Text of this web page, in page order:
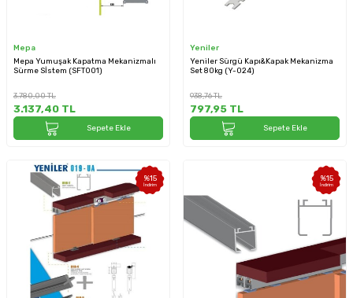
Mepa
Mepa Yumuşak Kapatma Mekanizmalı
Sürme Sİstem (SFT001)
3.780,00TL
3.137,40 TL
Sepete Ekle
Yeniler
Yeniler Sürgü Kapı&Kapak Mekanizma
Set 80kg (Y-024)
938,76TL
797,95 TL
Sepete Ekle
%15
İndirim
%15
İndirim